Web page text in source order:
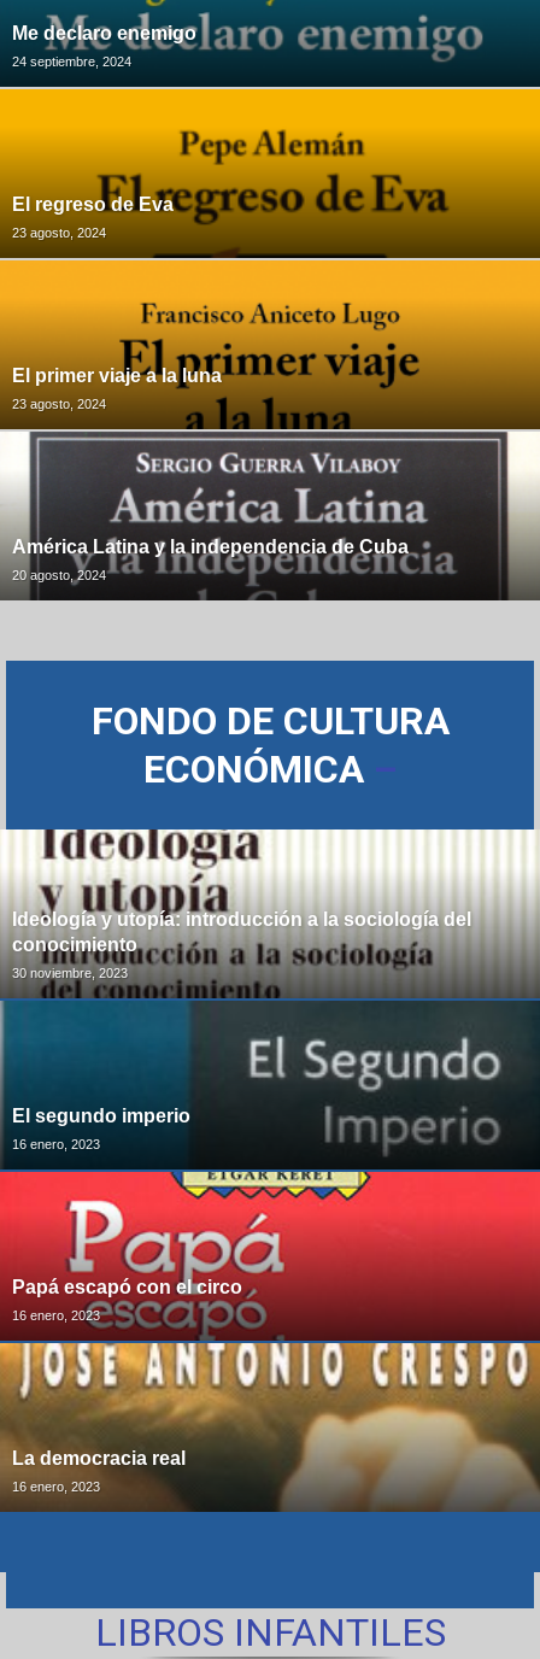
Me declaro enemigo
24 septiembre, 2024
El regreso de Eva
23 agosto, 2024
El primer viaje a la luna
23 agosto, 2024
América Latina y la independencia de Cuba
20 agosto, 2024
FONDO DE CULTURA
ECONÓMICA
Ideología y utopía: introducción a la sociología del
conocimiento
30 noviembre, 2023
El segundo imperio
16 enero, 2023
Papá escapó con el circo
16 enero, 2023
La democracia real
16 enero, 2023
LIBROS INFANTILES